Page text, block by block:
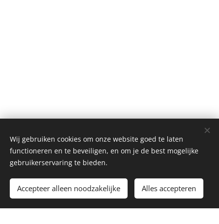
Toevoegen aan de winkelwagen
Wij gebruiken cookies om onze website goed te laten
functioneren en te beveiligen, en om je de best mogelijke
gebruikerservaring te bieden.
Accepteer alleen noodzakelijke Alles accepteren